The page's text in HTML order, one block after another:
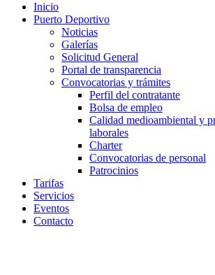
Inicio
Puerto Deportivo
Noticias
Galerías
Solicitud General
Portal de transparencia
Convocatorias y trámites
Perfil del contratante
Bolsa de empleo
Calidad medioambiental y
laborales
Charter
Convocatorias de personal
Patrocinios
Tarifas
Servicios
Eventos
Contacto